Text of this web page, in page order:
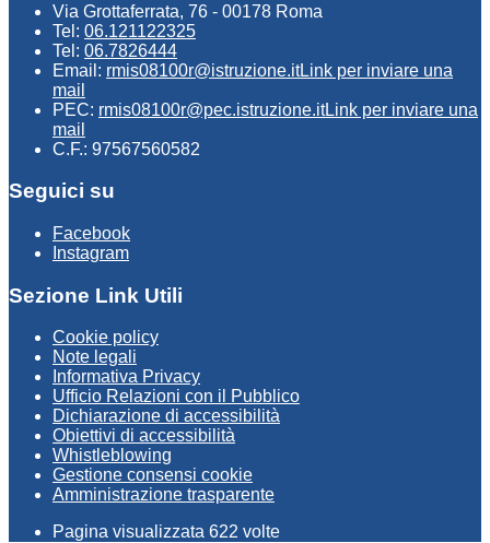
Via Grottaferrata, 76 - 00178 Roma
Tel: 06.121122325
Tel: 06.7826444
Email: rmis08100r@istruzione.itLink per inviare una
mail
PEC: rmis08100r@pec.istruzione.itLink per inviare una
mail
C.F.: 97567560582
Seguici su
Facebook
Instagram
Sezione Link Utili
Cookie policy
Note legali
Informativa Privacy
Ufficio Relazioni con il Pubblico
Dichiarazione di accessibilità
Obiettivi di accessibilità
Whistleblowing
Gestione consensi cookie
Amministrazione trasparente
Pagina visualizzata 622 volte